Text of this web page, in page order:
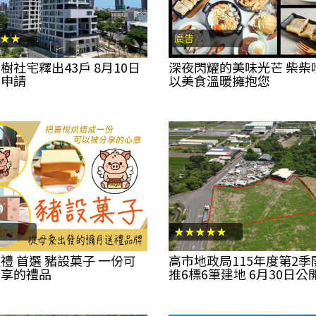
社宅釋出43戶 8月10日
請
廣告
深夜閃耀的美味光芒 柴柴
以美食溫暖擁抱您
首選 豬設菓子 一份可
的禮品
★★★★★
高市地政局115年度第2季
推6標6筆建地 6月30日公